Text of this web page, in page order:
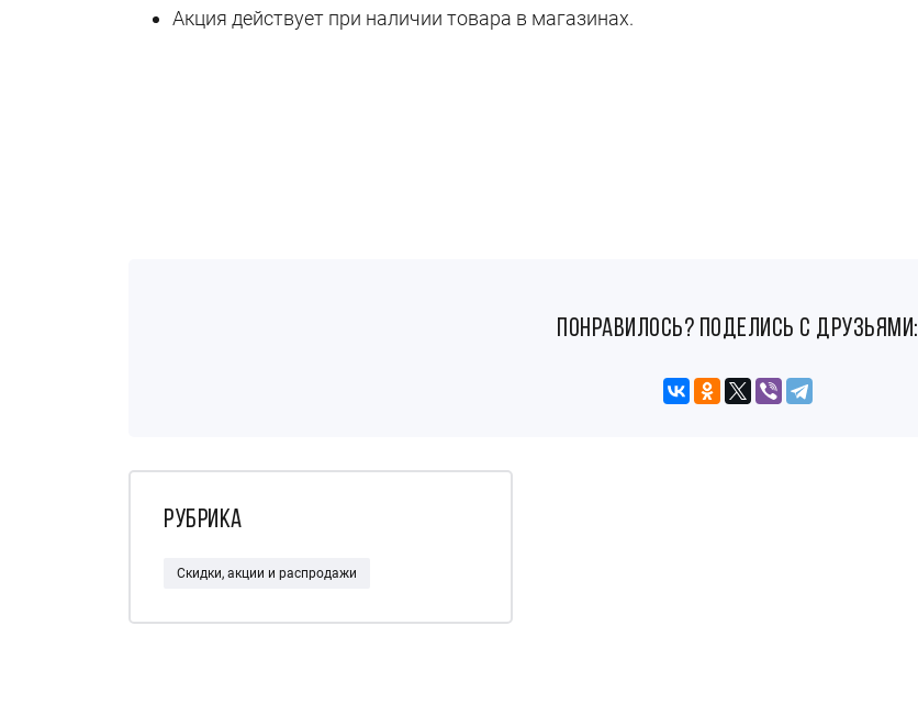
Акция действует при наличии товара в магазинах.
понравилось? поделись с друзьями:
Рубрика
Скидки, акции и распродажи